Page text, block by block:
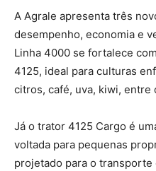
A Agrale apresenta três
desempenho, economia e
Linha 4000 se fortalece
4125, ideal para culturas
citros, café, uva, kiwi, entre
Já o trator 4125 Cargo é
voltada para pequenas
projetado para o transporte